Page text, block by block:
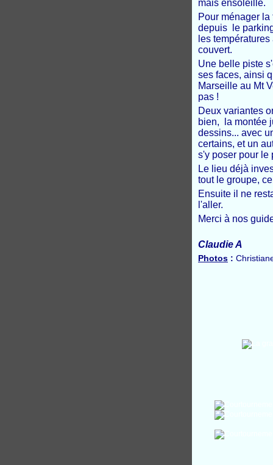
mais ensoleillé.
Pour ménager
depuis le
les
Une belle piste
ses faces, ainsi
Marseille au Mt
pas !
Deux variantes
bien, la montée
dessins... avec
certains, et un
s'y poser pour le
Le lieu déjà
tout le groupe,
Ensuite il ne
l'aller.
Merci à nos
Claudie A
Photos :